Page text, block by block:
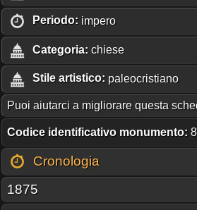
Periodo: impero
Categoria: chiese
Stile artistico: paleocristiano
Puoi aiutarci a migliorare questa
Codice identificativo monumento:
Cronologia
1875